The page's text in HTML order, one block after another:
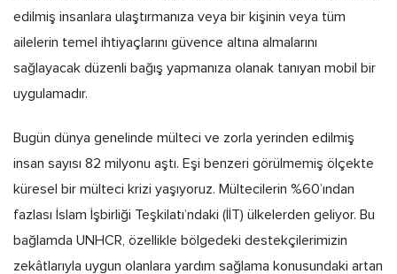
edilmiş insanlara ulaştırmanıza veya bir kişinin veya tüm
ailelerin temel ihtiyaçlarını güvence altına almalarını
sağlayacak düzenli bağış yapmanıza olanak tanıyan mobil bir
uygulamadır.
Bugün dünya genelinde mülteci ve zorla yerinden edilmiş
insan sayısı 82 milyonu aştı. Eşi benzeri görülmemiş ölçekte
küresel bir mülteci krizi yaşıyoruz. Mültecilerin %60’ından
fazlası İslam İşbirliği Teşkilatı’ndaki (İİT) ülkelerden geliyor. Bu
bağlamda UNHCR, özellikle bölgedeki destekçilerimizin
zekâtlarıyla uygun olanlara yardım sağlama konusundaki artan